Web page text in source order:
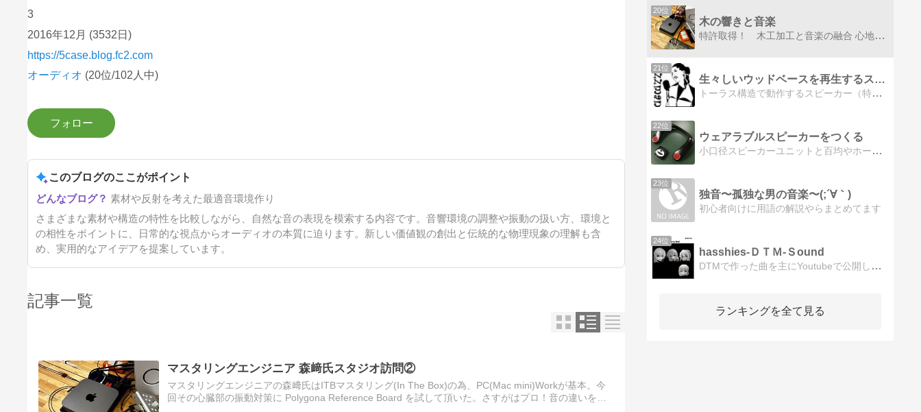
3
2016年12月 (3532日)
https://5case.blog.fc2.com
オーディオ (20位/102人中)
このブログのここがポイント
素材や反射を考えた最適音環境作り
さまざまな素材や構造の特性を比較しながら、自然な音の表現を模索する内容です。音響環境の調整や振動の扱い方、環境と
の相性をポイントに、日常的な視点からオーディオの本質に迫ります。新しい価値観の創出と伝統的な物理現象の理解も含
め、実用的なアイデアを提案しています。
記事一覧
マスタリングエンジニア 森﨑氏スタジオ訪問②
マスタリングエンジニアの森﨑氏はITBマスタリング(In The Box)の為、PC(Mac mini)Workが基本。今
回その心臓部の振動対策に Polygona Reference Board を試して頂いた。さすがはプロ！音の違いを瞬
20位
木の響きと音楽
特許取得！ 木工加工と音楽の融合 心地よい響きを！特許技術で作るオリジナルな発想設計で唯一無二のスピーカースタンドを紹介
21位
生々しいウッドベースを再生するスピーカーはジャズマン
トーラス構造で動作するスピーカー（特許取得済み）の点駆動スピーカーをウーハーに採用しています。
22位
ウェアラブルスピーカーをつくる
小口径スピーカーユニットと百均やホームセンターで販売しているような材料を使い、身体に装着して音楽や映画を楽しむウェアラブルスピーカーを作る過程を報告していきます。また、自転車の旅に関することも、もう一つのテーマとして投稿していきます。
23位
独音〜孤独な男の音楽〜(;´∀｀)
初心者向けに用語の解説やらまとめてます
24位
hasshies-ＤＴＭ-Ｓound
DTMで作った曲を主にYoutubeで公開しています。公開曲以外にも、DTM、デジタルレコーディング、DAW、MIDI、Vocaloid、ビートルズ等に関する…
ランキングを全て見る